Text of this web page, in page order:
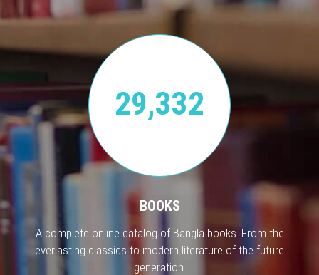
29,332
BOOKS
A complete online catalog of Bangla books. From the
everlasting classics to modern literature of the future
generation.